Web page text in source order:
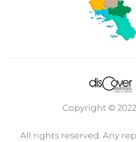
Copyright ©
All rights reserved. Any